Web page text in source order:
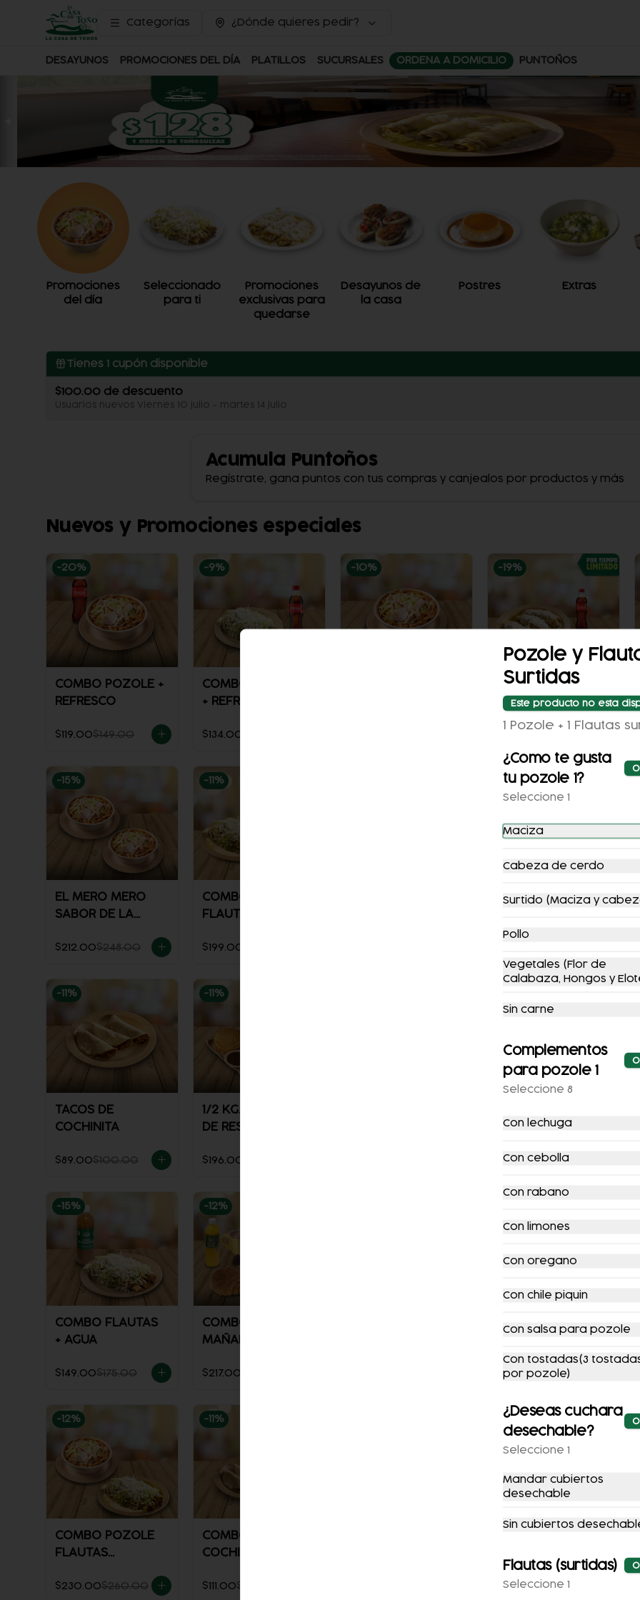
Categorías ¿Dónde quieres pedir?
DESAYUNOS PROMOCIONES DEL DÍA PLATILLOS SUCURSALES ORDENA A DOMICILIO PUNTOÑOS
Promociones
del día
Seleccionado
para ti
Promociones
exclusivas para
quedarse
Desayunos de
la casa
Postres Extras
Tienes 1 cupón disponible
$100.00 de descuento
Usuarios nuevos Viernes 10 julio - martes 14 julio
Acumula Puntoños
Regístrate, gana puntos con tus compras y canjealos por productos y más
Nuevos y Promociones especiales
-20%
COMBO POZOLE +
REFRESCO
$119.00$149.00
-9%
COMBO FLAUTAS
+ REFRESCO
$134.00
-10% -19%
COMBO
ENCHILADAS
-15%
EL MERO MERO
SABOR DE LA
$212.00$248.00
-11 %
COMBO TOÑO
FLAUTAS
$199.00
11%
1/2 KG. COCHINITA
-11 %
TACOS DE
COCHINITA
$89.00$100.00
-11 %
1/2 KG. DE TINGA
DE RES
$196.00
BANQUETAZO
$239.00$297.00
-15%
COMBO FLAUTAS
+ AGUA
$149.00$175.00
-12%
COMBO
MAÑANERO
$217.00
COMBO PATA
$385.00$451.00
-12%
COMBO POZOLE
FLAUTAS
$230.00$260.00
-11 %
COMBO TACOS DE
COCHINITA +
$111.00$125.00
15%
MACIZA + JUGO DE
NARANJA
$149.00$175.00
Pozole y
Surtidas
Este producto no esta
1 Pozole + 1 Flautas
¿Como te gusta
tu pozole 1?
Seleccione 1
Maciza
Cabeza de cerdo
Surtido (Maciza y
Pollo
Vegetales (Flor de
Calabaza, Hongos y
Sin carne
Complementos
para pozole 1
Seleccione 8
Con lechuga
Con cebolla
Con rabano
Con limones
Con oregano
Con chile piquin
Con salsa para pozole
Con tostadas(3
por pozole)
¿Deseas cuchara
desechable?
Seleccione 1
Mandar cubiertos
desechable
Sin cubiertos
Flautas (surtidas)
Seleccione 1